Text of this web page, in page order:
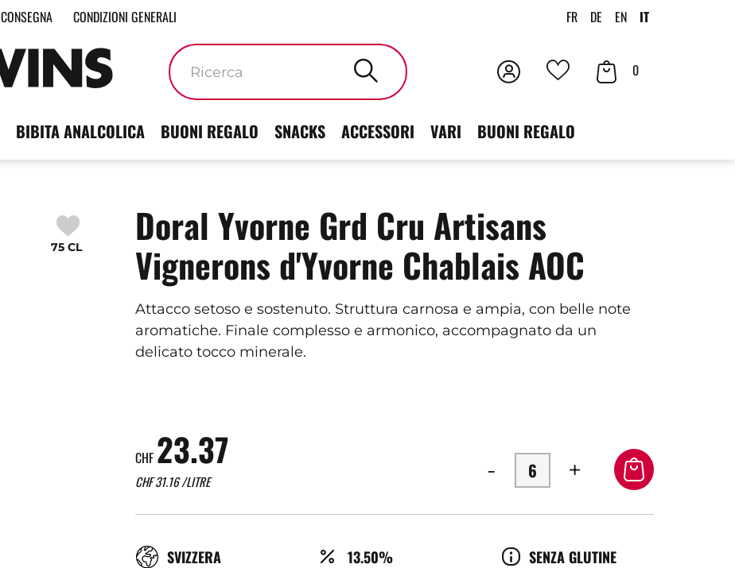
CONSEGNA CONDIZIONI GENERALI FR DE EN IT
BIBITA ANALCOLICA BUONI REGALO SNACKS ACCESSORI VARI BUONI REGALO
Accedi
tuoi
preferiti
Contenuto
0
Parole
chiave
Cercare
75 CL
Doral Yvorne Grd Cru Artisans
Vignerons d'Yvorne Chablais AOC
Attacco setoso e sostenuto. Struttura carnosa e ampia, con belle note
aromatiche. Finale complesso e armonico, accompagnato da un
delicato tocco minerale.
CHF 23.37
CHF31.16/LITRE - +
RÉGION
SVIZZERA
ALCOOL
13.50%
CULTURE
SENZA GLUTINE